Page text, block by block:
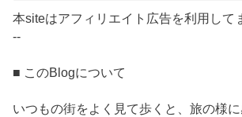
本siteはアフィリエイト広告を利用して
--
■ このBlogについて
いつもの街をよく見て歩くと、旅の様